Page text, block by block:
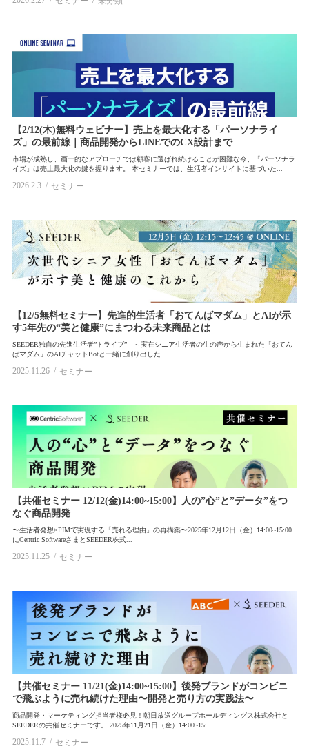
【2/12(木)無料ウェビナー】売上を最大化する「パーソナライ
ズ」の最前線｜商品開発からLINEでのCX設計まで
市場が成熟し、画一的なアプローチでは顧客に選ばれ続けることが困難な今、「パーソナラ
イズ」は売上最大化の鍵を握ります。 本セミナーでは、生活者インサイトに基づいた...
2026.2.3 セミナー
【12/5無料セミナー】先進的生活者「おてんばマダム」とAIが示
す5年先の“美と健康”にまつわる未来商品とは
SEEDER独自の先進生活者”トライブ” ～実在シニア生活者の生の声から生まれた「おてん
ばマダム」のAIチャットBotと一緒に創り出した...
2025.11.26 セミナー
【共催セミナー 12/12(金)14:00~15:00】人の”心”と”データ”をつ
なぐ商品開発
〜生活者発想×PIMで実現する「売れる理由」の再構築〜2025年12月12日（金）14:00~15:00
にCentric SoftwareさまとSEEDER株式...
2025.11.25 セミナー
【共催セミナー 11/21(金)14:00~15:00】後発ブランドがコンビニ
で飛ぶように売れ続けた理由〜開発と売り方の実践法〜
商品開発・マーケティング担当者様必見！朝日放送グループホールディングス株式会社と
SEEDERの共催セミナーです。 2025年11月21日（金）14:00~15:...
2025.11.7 セミナー